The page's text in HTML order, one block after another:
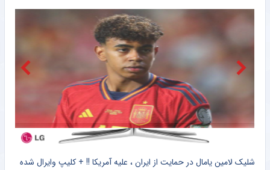
نارضایتی بختیاری زاده از آمادگی کاپیتان استقلال
باشگاه خبرنگاران جوان استقلال بازی دوستانه دیگری نخواهد داشت
باشگاه خبرنگاران جوان جزئیاتی جدید از انتقال دو بازیکن به استقلال
ویدیو| مدافع سابق بارسا با پیراهن رئال مادرید!
شلیک لامین یامال در حمایت از ایران ، علیه آمریکا !! + کلیپ وایرال شده